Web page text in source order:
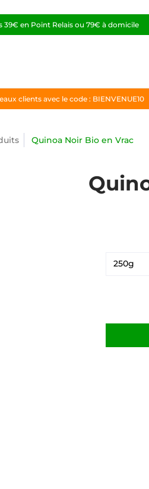
39€ en Point Relais ou 79€ à domicile
clients avec le code : BIENVENUE10
Quinoa Noir Bio en Vrac